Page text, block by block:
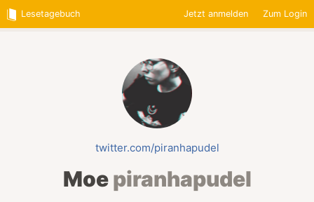
Lesetagebuch Jetzt anmelden Zum Login
twitter.com/piranhapudel
Moepiranhapudel